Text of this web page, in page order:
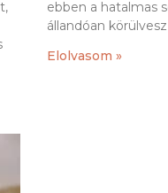
ebben a hatalmas
állandóan
Elolvasom »